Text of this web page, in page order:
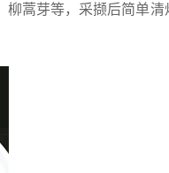
蒿芽等，采撷后简单